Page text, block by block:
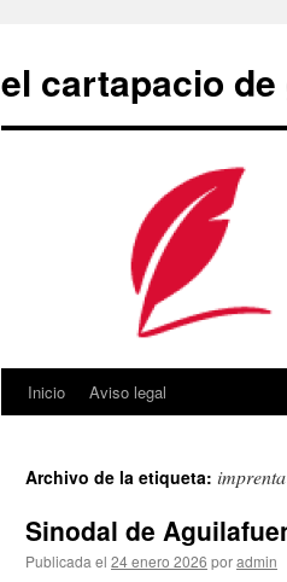
contenido
el cartapacio
Inicio Aviso legal
Archivo de la etiqueta: imprenta
Sinodal de
Publicada el 24 enero 2026 poradmin